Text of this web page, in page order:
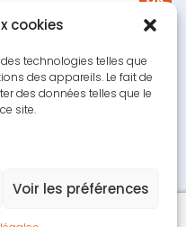
cookies
technologies telles que
des appareils. Le fait de
des données telles que le
site.
Voir les préférences
, création de panneaux